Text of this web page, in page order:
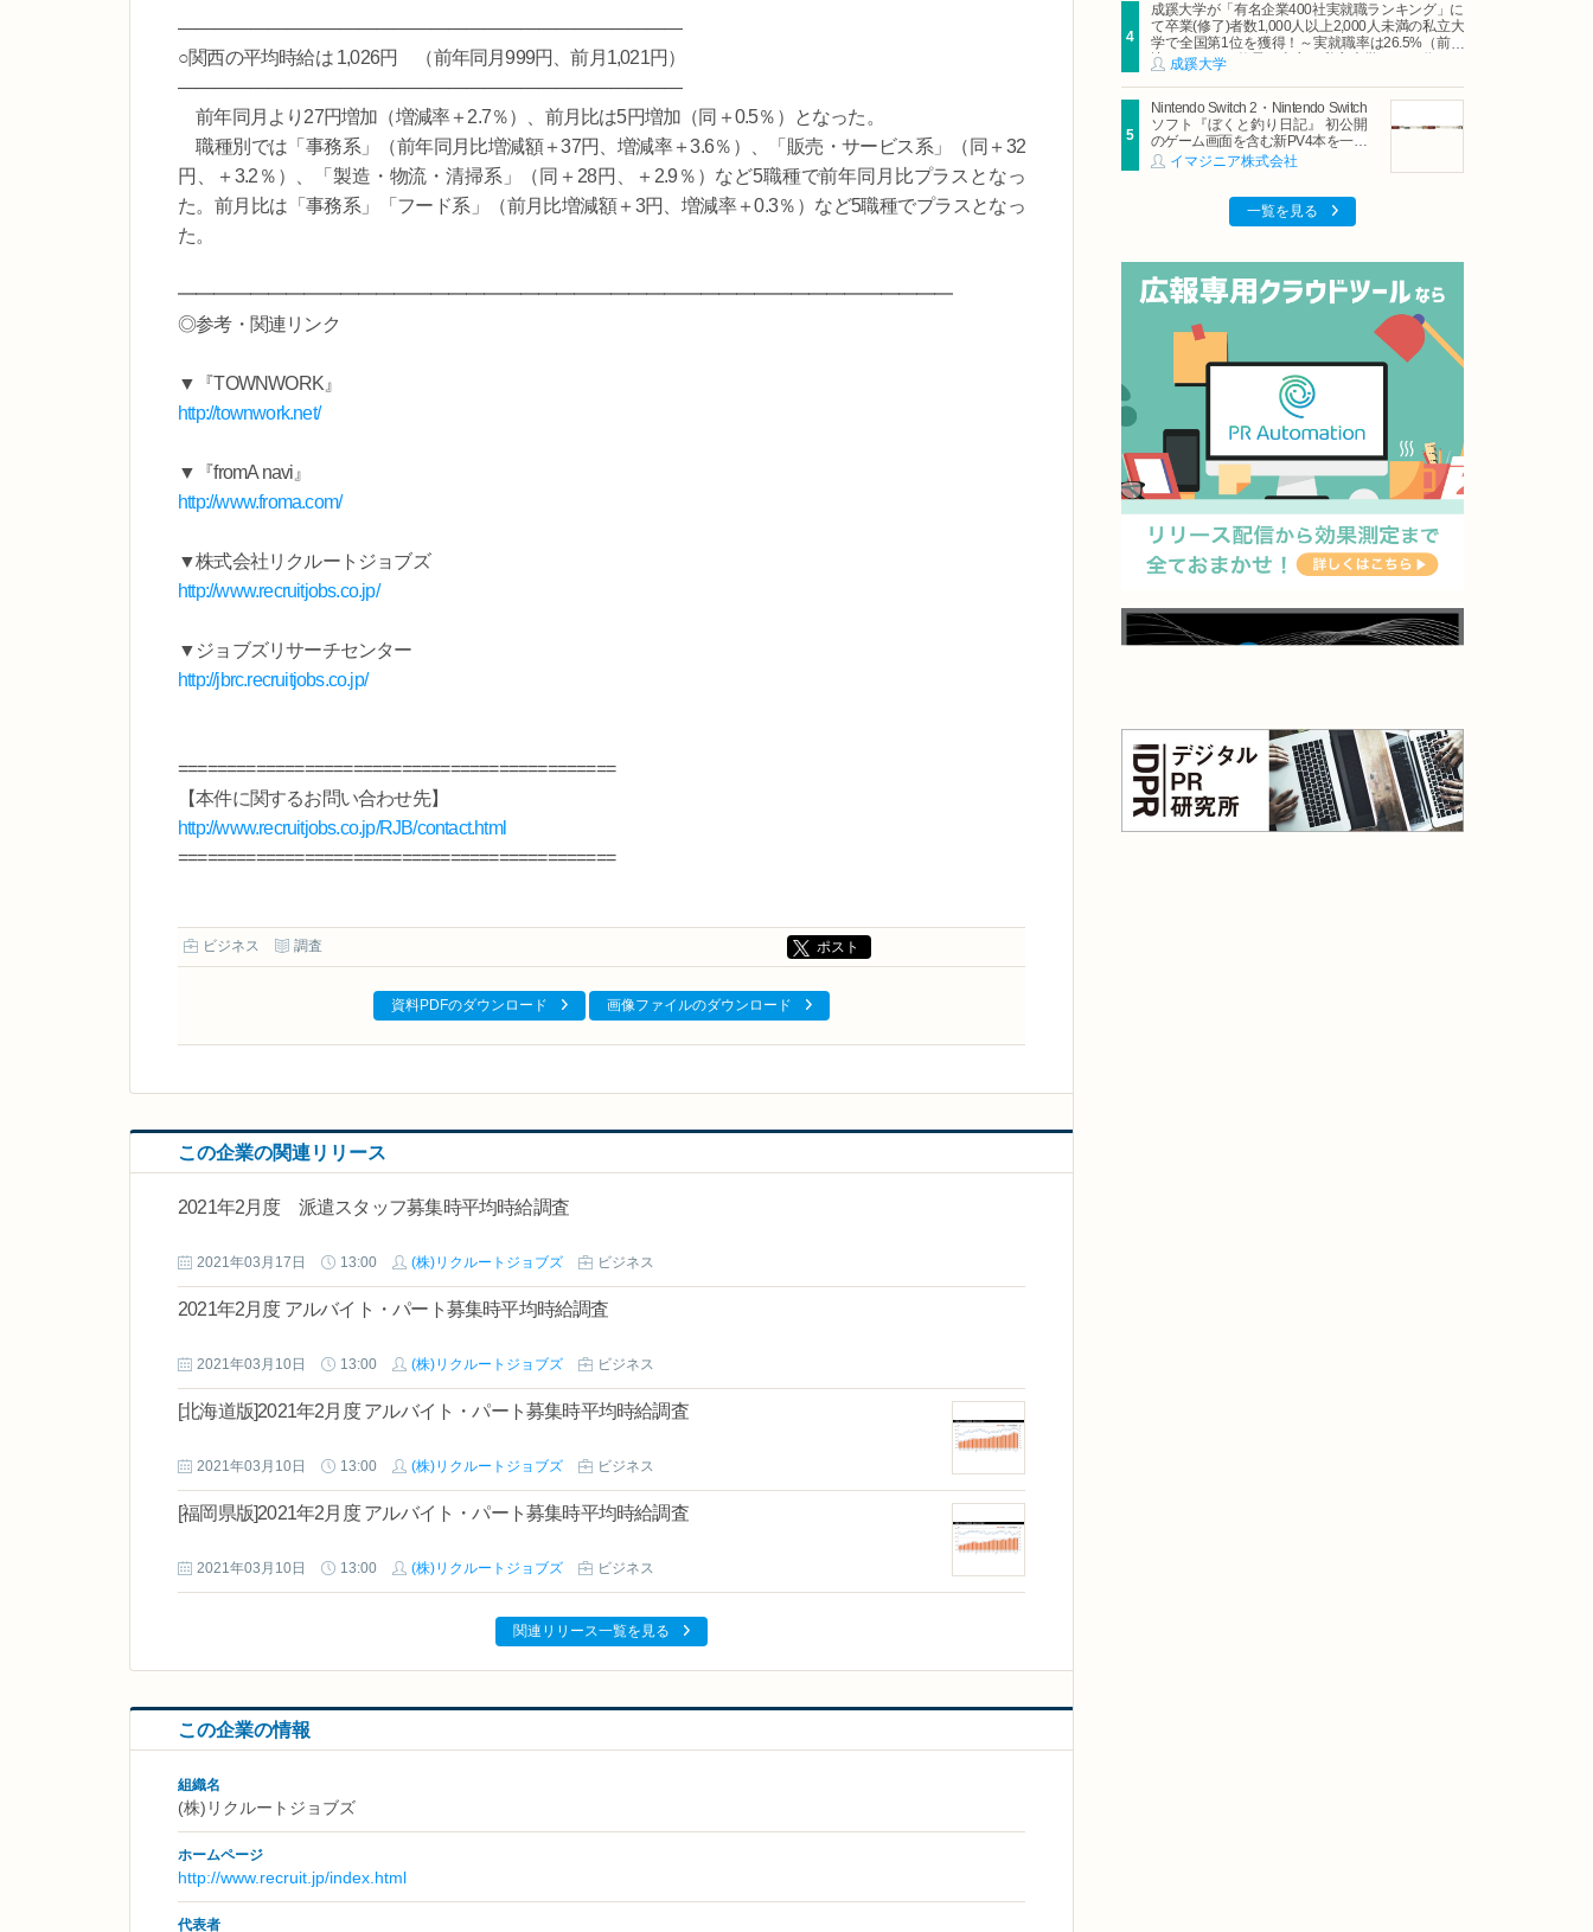
――――――――――――――――――――――――――――
○関西の平均時給は 1,026円 （前年同月999円、前月1,021円）
――――――――――――――――――――――――――――
前年同月より27円増加（増減率＋2.7％）、前月比は5円増加（同＋0.5％）となった。
職種別では「事務系」（前年同月比増減額＋37円、増減率＋3.6％）、「販売・サービス系」（同＋32
円、＋3.2％）、「製造・物流・清掃系」（同＋28円、＋2.9％）など5職種で前年同月比プラスとなっ
た。前月比は「事務系」「フード系」（前月比増減額＋3円、増減率＋0.3％）など5職種でプラスとなっ
た。
━━━━━━━━━━━━━━━━━━━━━━━━━━━━━━━━━━━━━━━━━━━
◎参考・関連リンク
▼『TOWNWORK』
http://townwork.net/
▼『fromA navi』
http://www.froma.com/
▼株式会社リクルートジョブズ
http://www.recruitjobs.co.jp/
▼ジョブズリサーチセンター
http://jbrc.recruitjobs.co.jp/
=============================================
【本件に関するお問い合わせ先】
http://www.recruitjobs.co.jp/RJB/contact.html
=============================================
ビジネス 調査 ポスト
資料PDFのダウンロード 画像ファイルのダウンロード
この企業の関連リリース
2021年2月度 派遣スタッフ募集時平均時給調査
2021年03月17日 13:00 (株)リクルートジョブズ ビジネス
2021年2月度 アルバイト・パート募集時平均時給調査
2021年03月10日 13:00 (株)リクルートジョブズ ビジネス
[北海道版]2021年2月度 アルバイト・パート募集時平均時給調査
2021年03月10日 13:00 (株)リクルートジョブズ ビジネス
[福岡県版]2021年2月度 アルバイト・パート募集時平均時給調査
2021年03月10日 13:00 (株)リクルートジョブズ ビジネス
関連リリース一覧を見る
この企業の情報
組織名
(株)リクルートジョブズ
ホームページ
http://www.recruit.jp/index.html
代表者
成蹊大学が「有名企業400社実就職ランキング」に
て卒業(修了)者数1,000人以上2,000人未満の私立大
学で全国第1位を獲得！～実就職率は26.5%（前年
比＋4.3pt）に伸長、東京の私立大学でも10位にラ
ンクイン～
成蹊大学
Nintendo Switch 2・Nintendo Switch
ソフト『ぼくと釣り日記』 初公開
のゲーム画面を含む新PV4本を一挙
公開！イマジニア株式会社
一覧を見る